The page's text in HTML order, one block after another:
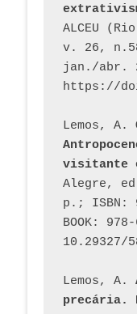
ALCEU
v. 26,
jan./abr.
https://
Lemos, A.
visitante
Alegre,
p.; ISBN:
BOOK:
10.29327/
Lemos, A.
precária.